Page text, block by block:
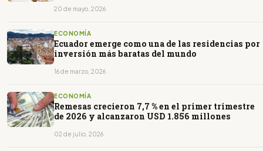
20 de mayo, 2026
ECONOMÍA
Ecuador emerge como una de las residencias por
inversión más baratas del mundo
16 de marzo, 2026
ECONOMÍA
Remesas crecieron 7,7 % en el primer trimestre
de 2026 y alcanzaron USD 1.856 millones
02 de julio, 2026